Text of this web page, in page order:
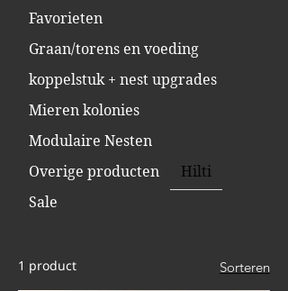
Favorieten
Graan/torens en voeding
koppelstuk + nest upgrades
Mieren kolonies
Modulaire Nesten
Overige producten
Hilti
Sale
1 product Sorteren